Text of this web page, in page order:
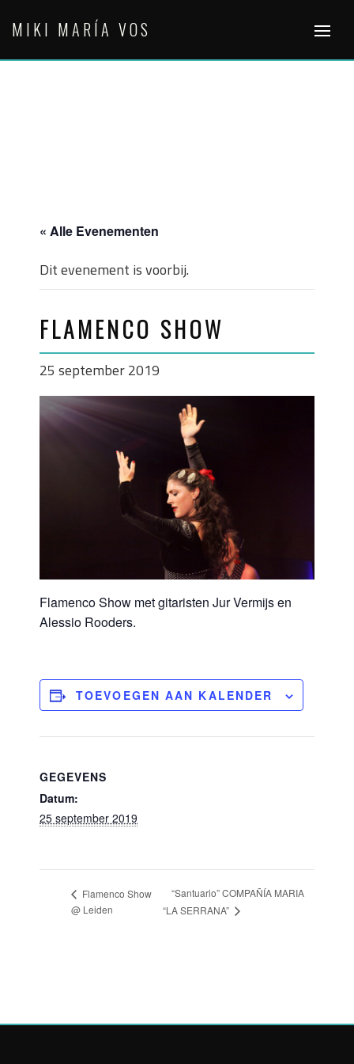
MIKI MARÍA VOS
« Alle Evenementen
Dit evenement is voorbij.
FLAMENCO SHOW
25 september 2019
Flamenco Show met gitaristen Jur Vermijs en
Alessio Rooders.
TOEVOEGEN AAN KALENDER
GEGEVENS
Datum:
25 september 2019
Flamenco Show
@ Leiden
“Santuario” COMPAÑÍA MARIA
“LA SERRANA”